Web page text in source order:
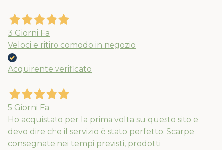
3 Giorni Fa
Veloci e ritiro comodo in negozio
Acquirente verificato
5 Giorni Fa
Ho acquistato per la prima volta su questo sito e
devo dire che il servizio è stato perfetto. Scarpe
consegnate nei tempi previsti, prodotti